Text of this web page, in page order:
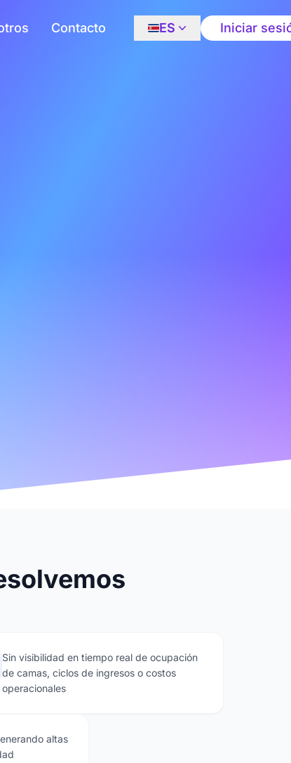
Contacto ES Iniciar
Sin visibilidad en tiempo real de ocupación
de camas, ciclos de ingresos o costos
operacionales
altas